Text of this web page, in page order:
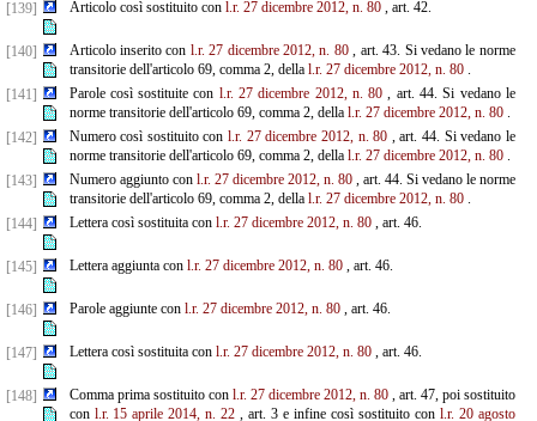
[139] Articolo così sostituito con l.r. 27 dicembre 2012, n. 80, art. 42.
[140] Articolo inserito con l.r. 27 dicembre 2012, n. 80, art. 43. Si vedano le norme
transitorie dell'articolo 69, comma 2, della l.r. 27 dicembre 2012, n. 80.
[141]
Parole così sostituite con l.r. 27 dicembre 2012, n. 80 , art. 44. Si vedano le
norme transitorie dell'articolo 69, comma 2, della l.r. 27 dicembre 2012, n. 80.
[142]
Numero così sostituito conl.r. 27 dicembre 2012, n. 80 , art. 44. Si vedano le
norme transitorie dell'articolo 69, comma 2, della l.r. 27 dicembre 2012, n. 80.
[143]
Numero aggiunto con l.r. 27 dicembre 2012, n. 80, art. 44. Si vedano le norme
transitorie dell'articolo 69, comma 2, della l.r. 27 dicembre 2012, n. 80.
[144]
Lettera così sostituita con l.r. 27 dicembre 2012, n. 80, art. 46.
[145] Lettera aggiunta con l.r. 27 dicembre 2012, n. 80, art. 46.
[146] Parole aggiunte con l.r. 27 dicembre 2012, n. 80, art. 46.
[147] Lettera così sostituita con l.r. 27 dicembre 2012, n. 80, art. 46.
[148] Comma prima sostituito con l.r. 27 dicembre 2012, n. 80, art. 47, poi sostituito
con l.r. 15 aprile 2014, n. 22 , art. 3 e infine così sostituito con l.r. 20 agosto